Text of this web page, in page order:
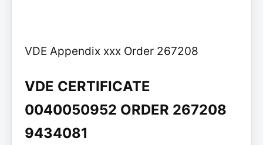
VDE Appendix xxx Order 267208
VDE CERTIFICATE
0040050952 ORDER 267208
9434081